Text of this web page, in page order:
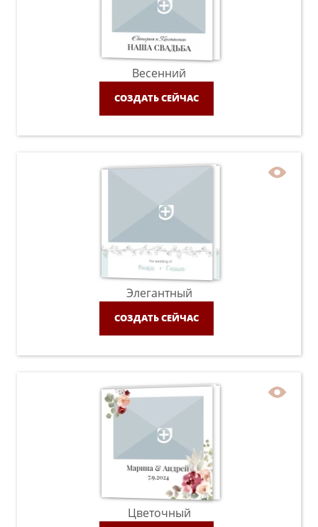
Весенний
СОЗДАТЬ СЕЙЧАС
Элегантный
СОЗДАТЬ СЕЙЧАС
Цветочный